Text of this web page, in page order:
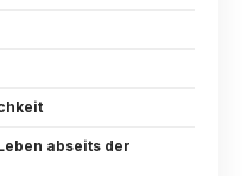
abseits der